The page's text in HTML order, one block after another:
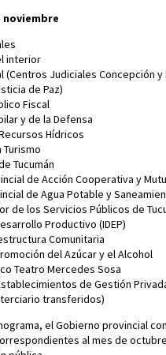
noviembre
interior
(Centros Judiciales Concepción
de Paz)
Fiscal
y de la Defensa
Hídricos
Turismo
Tucumán
de Acción Cooperativa y
de Agua Potable y
de los Servicios Públicos de
Productivo (IDEP)
Comunitaria
del Azúcar y el Alcohol
Teatro Mercedes Sosa
de Gestión
transferidos)
el Gobierno provincial
al mes de